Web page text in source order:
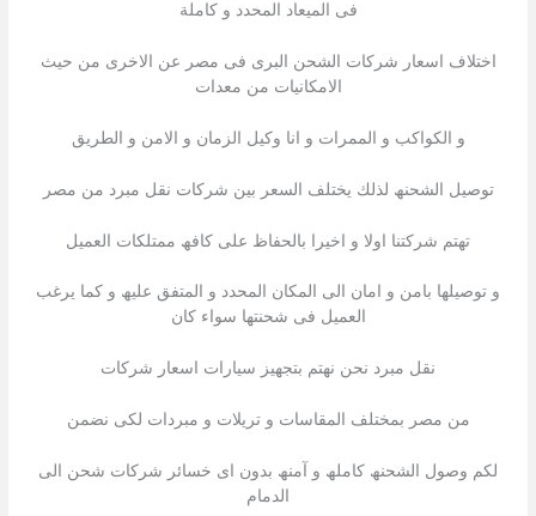
فى المیعاد المحدد و كاملة
اختلاف اسعار شركات الشحن البرى فى مصر عن الاخرى من حیث
الامكانیات من معدات
و الكواكب و الممرات و انا وكيل الزمان و الامن و الطريق
توصیل الشحنھ لذلك یختلف السعر بین شركات نقل مبرد من مصر
تھتم شركتنا اولا و اخیرا بالحفاظ على كافھ ممتلكات العمیل
و توصیلھا بامن و امان الى المكان المحدد و المتفق علیھ و كما یرغب
العمیل فى شحنتھا سواء كان
نقل مبرد نحن نھتم بتجھیز سیارات اسعار شركات
من مصر بمختلف المقاسات و تریلات و مبردات لكى نضمن
لكم وصول الشحنھ كاملھ و آمنھ بدون اى خسائر شركات شحن الى
الدمام